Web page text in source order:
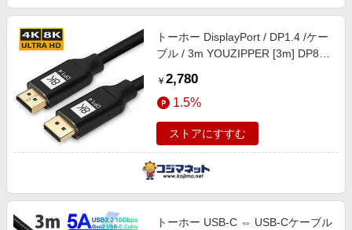
トーホー DisplayPort / DP1.4 /ケー
ブル / 3m YOUZIPPER [3m] DP8K-
￥ 2,780
1.5%
ストアにすすむ
トーホー USB-C ⇔ USB-Cケーブル